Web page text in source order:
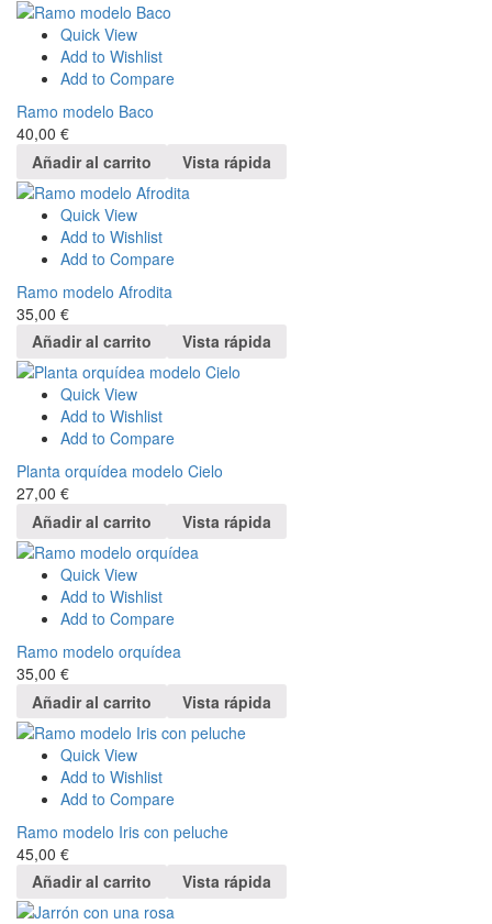
Quick View
Add to Wishlist
Add to Compare
Ramo modelo Baco
40,00 €
Añadir al carrito
Vista rápida
Quick View
Add to Wishlist
Add to Compare
Ramo modelo Afrodita
35,00 €
Añadir al carrito
Vista rápida
Quick View
Add to Wishlist
Add to Compare
Planta orquídea modelo Cielo
27,00 €
Añadir al carrito
Vista rápida
Quick View
Add to Wishlist
Add to Compare
Ramo modelo orquídea
35,00 €
Añadir al carrito
Vista rápida
Quick View
Add to Wishlist
Add to Compare
Ramo modelo Iris con peluche
45,00 €
Añadir al carrito
Vista rápida